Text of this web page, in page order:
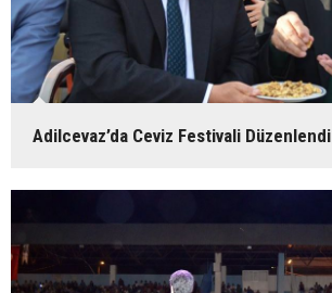
Adilcevaz’da Ceviz Festivali Düzenlendi